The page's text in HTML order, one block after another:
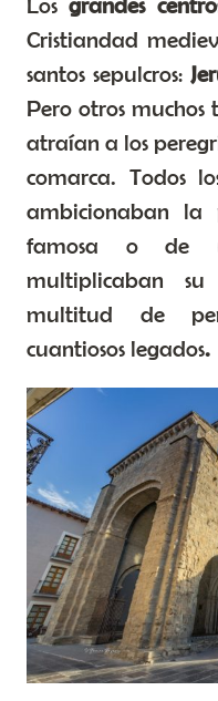
Cristiandad
santos sepulcros:
Pero otros muchos
atraían a los
comarca. Todos
ambicionaban la
famosa o de
multiplicaban
multitud de
cuantiosos legados.